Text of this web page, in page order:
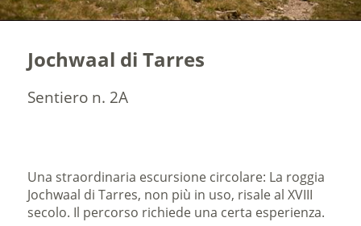
Jochwaal di Tarres
Sentiero n. 2A
Una straordinaria escursione circolare: La roggia
Jochwaal di Tarres, non più in uso, risale al XVIII
secolo. Il percorso richiede una certa esperienza.